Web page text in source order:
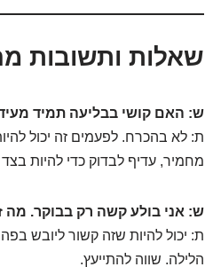
שאלות ותשובות
ש: האם קושי בבליעה תמיד
ת: לא בהכרח. לפעמים זה יכול
מחמיר, עדיף לבדוק כדי להיות
ש: אני בולע קשה רק בבוקר. מה
ת: יכול להיות שזה קשור ליובש
הלילה. שווה להתייעץ.